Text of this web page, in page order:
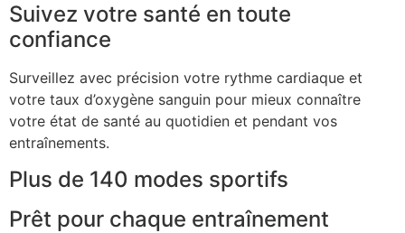
Suivez votre santé en toute
confiance
Surveillez avec précision votre rythme cardiaque et
votre taux d’oxygène sanguin pour mieux connaître
votre état de santé au quotidien et pendant vos
entraînements.
Plus de 140 modes sportifs
Prêt pour chaque entraînement